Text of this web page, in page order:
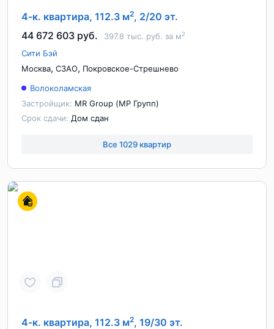
4-к. квартира, 112.3 м2, 2/20 эт.
44 672 603 руб.
397.8 тыс. руб. за м2
Сити Бэй
Москва, СЗАО, Покровское-Стрешнево
Волоколамская
Застройщик: MR Group (МР Групп)
Срок сдачи: Дом сдан
Все 1029 квартир
4-к. квартира, 112.3 м2, 19/30 эт.